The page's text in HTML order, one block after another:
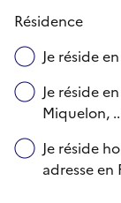
Résidence
Je réside
Je réside
Miquelon,
Je réside
adresse en